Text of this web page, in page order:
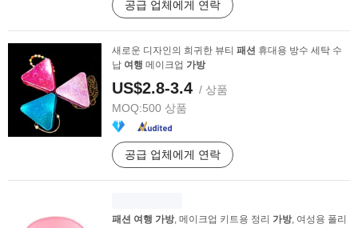
공급 업체에게 연락
새로운 디자인의 희귀한 뷰티 패션 휴대용 방수 세탁 수
납 여행 메이크업 가방
US$2.8-3.4 / 상품
MOQ:500 상품
공급 업체에게 연락
패션 여행 가방, 메이크업 키트용 정리 가방, 여성용 폴리